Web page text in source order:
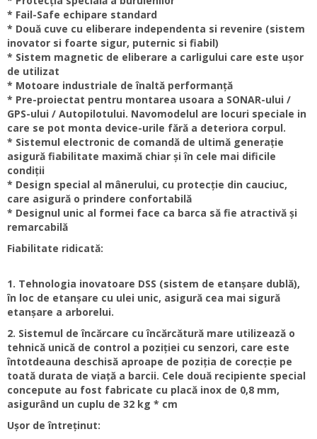
* Fail-Safe echipare standard
* Două cuve cu eliberare independenta si revenire (sistem
inovator si foarte sigur, puternic si fiabil)
* Sistem magnetic de eliberare a carligului care este ușor
de utilizat
* Motoare industriale de înaltă performanță
* Pre-proiectat pentru montarea usoara a SONAR-ului /
GPS-ului / Autopilotului. Navomodelul are locuri speciale in
care se pot monta device-urile fără a deteriora corpul.
* Sistemul electronic de comandă de ultimă generație
asigură fiabilitate maximă chiar și în cele mai dificile
condiții
* Design special al mânerului, cu protecție din cauciuc,
care asigură o prindere confortabilă
* Designul unic al formei face ca barca să fie atractivă și
remarcabilă
Fiabilitate ridicată:
1. Tehnologia inovatoare DSS (sistem de etanșare dublă),
în loc de etanșare cu ulei unic, asigură cea mai sigură
etanșare a arborelui.
2. Sistemul de încărcare cu încărcătură mare utilizează o
tehnică unică de control a poziției cu senzori, care este
întotdeauna deschisă aproape de poziția de corecție pe
toată durata de viață a barcii. Cele două recipiente special
concepute au fost fabricate cu placă inox de 0,8 mm,
asigurând un cuplu de 32 kg * cm
Ușor de întreținut: